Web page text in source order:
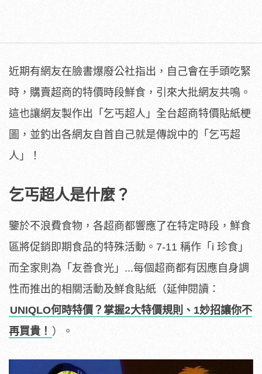
近期有網友在臉書爆廢公社指出，自己會在手頭吃緊
時，購賣超商的特價時段鮮食，引來大批網友共鳴。
這也讓網友製作出「乞丐超人」全台超商特價貼紙梗
圖，並釣出各網友自首自己就是傳說中的「乞丐超
人」！
乞丐超人是什麼？
鑒於不浪費食物，各超商都響應了在特定時段，鮮食
區將促銷即期食品的特殊活動。7-11 稱作「i 珍食」
而全家則為「友善食光」...每個超商都有因應自身調
性而推出的相關活動及鮮食貼紙（延伸閱讀：
UNIQLO何時特價？掌握2大特價規則、1妙招讓你不
再買貴！ ）。